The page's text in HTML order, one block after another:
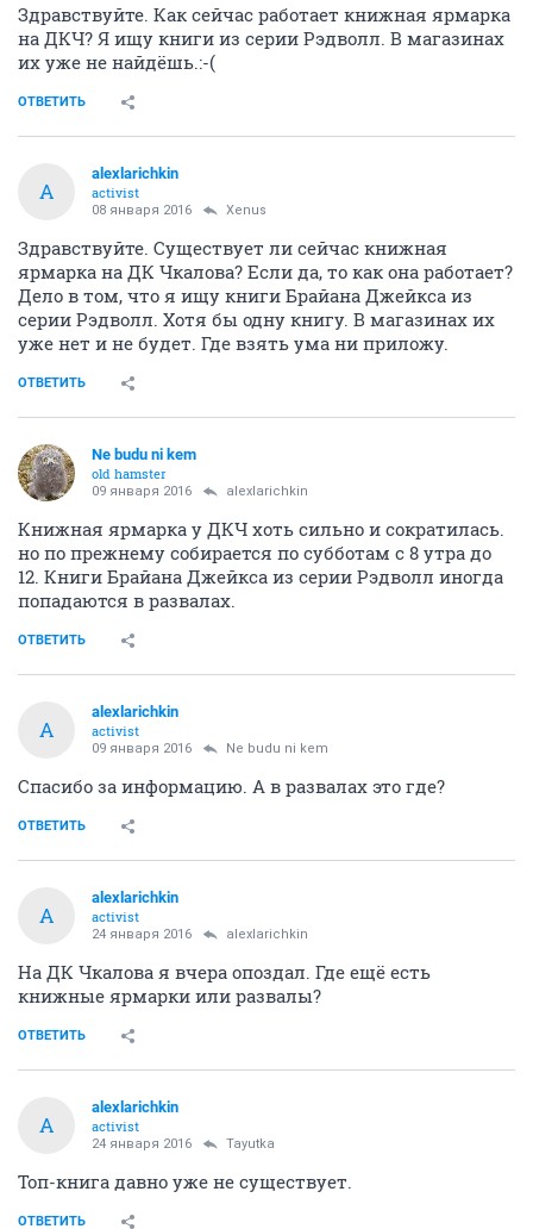
Здравствуйте. Как сейчас работает книжная ярмарка
на ДКЧ? Я ищу книги из серии Рэдволл. В магазинах
их уже не найдёшь.:-(
ОТВЕТИТЬ
A
alexlarichkin
activist
08 января 2016 Xenus
Здравствуйте. Существует ли сейчас книжная
ярмарка на ДК Чкалова? Если да, то как она работает?
Дело в том, что я ищу книги Брайана Джейкса из
серии Рэдволл. Хотя бы одну книгу. В магазинах их
уже нет и не будет. Где взять ума ни приложу.
ОТВЕТИТЬ
Ne budu ni kem
old hamster
09 января 2016 alexlarichkin
Книжная ярмарка у ДКЧ хоть сильно и сократилась.
но по прежнему собирается по субботам с 8 утра до
12. Книги Брайана Джейкса из серии Рэдволл иногда
попадаются в развалах.
ОТВЕТИТЬ
A
alexlarichkin
activist
09 января 2016 Ne budu ni kem
Спасибо за информацию. А в развалах это где?
ОТВЕТИТЬ
A
alexlarichkin
activist
24 января 2016 alexlarichkin
На ДК Чкалова я вчера опоздал. Где ещё есть
книжные ярмарки или развалы?
ОТВЕТИТЬ
A
alexlarichkin
activist
24 января 2016 Tayutka
Топ-книга давно уже не существует.
ОТВЕТИТЬ